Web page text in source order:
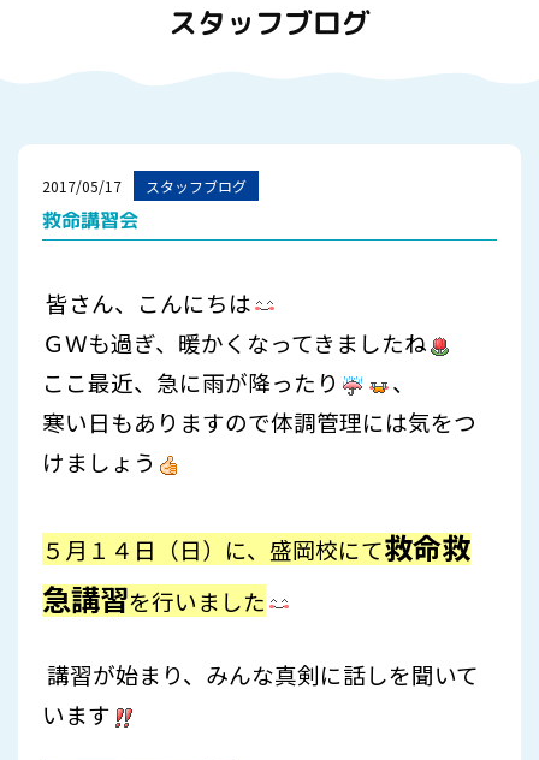
スタッフブログ
2017/05/17 スタッフブログ
救命講習会
皆さん、こんにちは
ＧＷも過ぎ、暖かくなってきましたね
ここ最近、急に雨が降ったり
、
寒い日もありますので体調管理には気をつ
けましょう
５月１４日（日）に、盛岡校にて救命救
急講習を行いました
講習が始まり、みんな真剣に話しを聞いて
います